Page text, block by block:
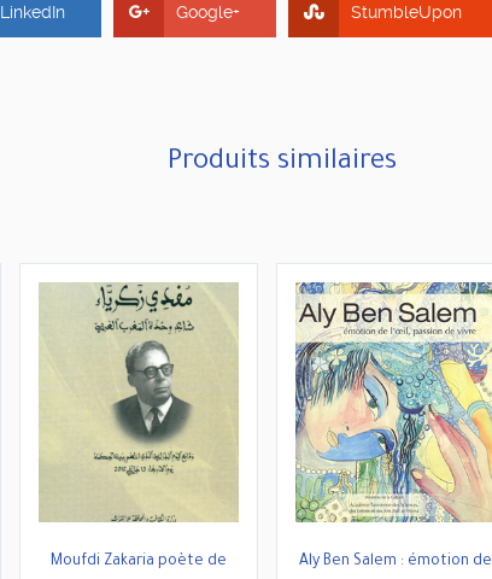
LinkedIn Google+ StumbleUpon
Produits similaires
Moufdi Zakaria poète de
Aly Ben Salem : émotion de